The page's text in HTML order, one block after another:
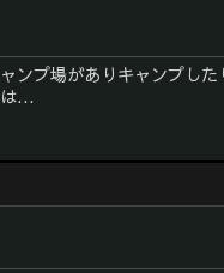
ンプ場がありキャンプした
...